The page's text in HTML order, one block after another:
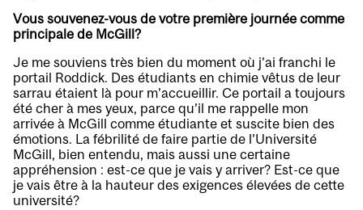
Vous souvenez-vous de votre première journée comme
principale de McGill?
Je me souviens très bien du moment où j’ai franchi le
portail Roddick. Des étudiants en chimie vêtus de leur
sarrau étaient là pour m’accueillir. Ce portail a toujours
été cher à mes yeux, parce qu’il me rappelle mon
arrivée à McGill comme étudiante et suscite bien des
émotions. La fébrilité de faire partie de l’Université
McGill, bien entendu, mais aussi une certaine
appréhension : est-ce que je vais y arriver? Est-ce que
je vais être à la hauteur des exigences élevées de cette
université?